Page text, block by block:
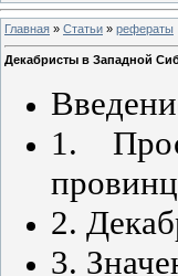
Главная » Статьи » рефераты
Декабристы в Западной
1.
2.
3.